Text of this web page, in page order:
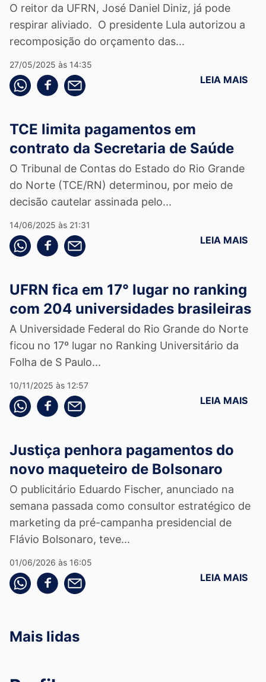
O reitor da UFRN, José Daniel Diniz, já pode
respirar aliviado. O presidente Lula autorizou a
recomposição do orçamento das...
27/05/2025 às 14:35
Compartilhe pelo whatsapp
Compartilhar no facebook
Compartilhe pelo email LEIA MAIS
TCE limita pagamentos em
contrato da Secretaria de Saúde
O Tribunal de Contas do Estado do Rio Grande
do Norte (TCE/RN) determinou, por meio de
decisão cautelar assinada pelo...
14/06/2025 às 21:31
Compartilhe pelo whatsapp
Compartilhar no facebook
Compartilhe pelo email LEIA MAIS
UFRN fica em 17° lugar no ranking
com 204 universidades brasileiras
A Universidade Federal do Rio Grande do Norte
ficou no 17º lugar no Ranking Universitário da
Folha de S Paulo...
10/11/2025 às 12:57
Compartilhe pelo whatsapp
Compartilhar no facebook
Compartilhe pelo email LEIA MAIS
Justiça penhora pagamentos do
novo maqueteiro de Bolsonaro
O publicitário Eduardo Fischer, anunciado na
semana passada como consultor estratégico de
marketing da pré-campanha presidencial de
Flávio Bolsonaro, teve...
01/06/2026 às 16:05
Compartilhe pelo whatsapp
Compartilhar no facebook
Compartilhe pelo email LEIA MAIS
Mais lidas